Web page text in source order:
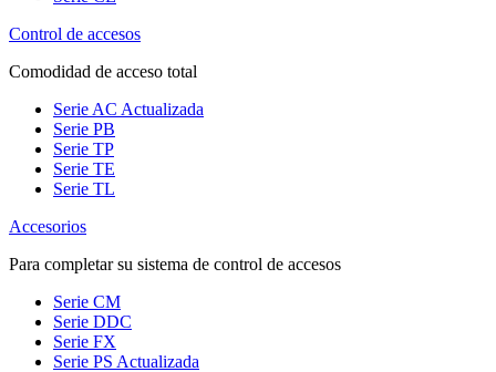
Control de accesos
Comodidad de acceso total
Serie AC Actualizada
Serie PB
Serie TP
Serie TE
Serie TL
Accesorios
Para completar su sistema de control de accesos
Serie CM
Serie DDC
Serie FX
Serie PS Actualizada